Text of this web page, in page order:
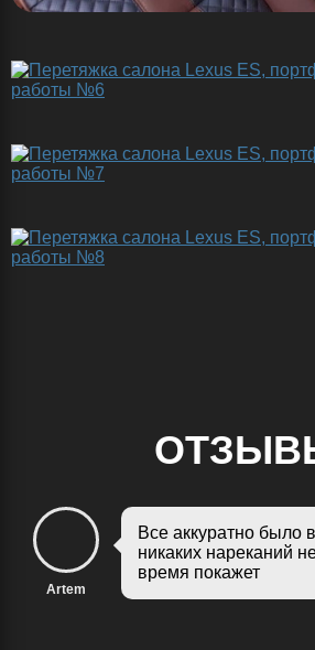
Artem
Все аккуратно было
никаких нареканий
время покажет